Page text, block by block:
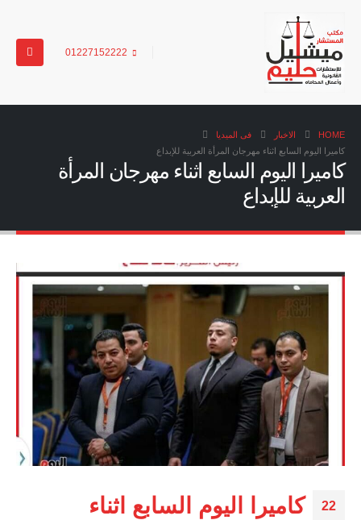
01227152222
HOME الاخبار
فى الميديا
كاميرا اليوم السابع اثناء مهرجان المرأة العربية للإبداع
كاميرا اليوم السابع اثناء مهرجان المرأة
العربية للإبداع
22
كاميرا اليوم السابع اثناء